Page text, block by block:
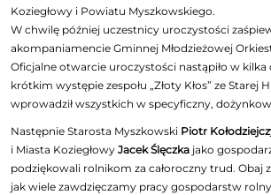
Koziegłowy i Powiatu Myszkowskiego.
W chwilę później uczestnicy uroczystości
akompaniamencie Gminnej Młodzieżowej
Oficjalne otwarcie uroczystości nastąpiło w
krótkim występie zespołu „Złoty Kłos” ze Starej
wprowadził wszystkich w specyficzny,
Następnie Starosta Myszkowski Piotr
i Miasta Koziegłowy Jacek Ślęczka jako
podziękowali rolnikom za całoroczny trud. Obaj
jak wiele zawdzięczamy pracy gospodarstw